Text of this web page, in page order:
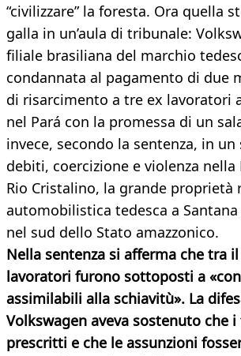
“civilizzare” la foresta. Ora quella
galla in un’aula di tribunale:
filiale brasiliana del marchio
condannata al pagamento di due
di risarcimento a tre ex lavoratori
nel Pará con la promessa di un
invece, secondo la sentenza, in
debiti, coercizione e violenza nella
Rio Cristalino, la grande proprietà
automobilistica tedesca a
nel sud dello Stato amazzonico.
Nella sentenza si afferma che tra
lavoratori furono sottoposti a
assimilabili alla schiavitù». La
Volkswagen aveva sostenuto che
prescritti e che le assunzioni